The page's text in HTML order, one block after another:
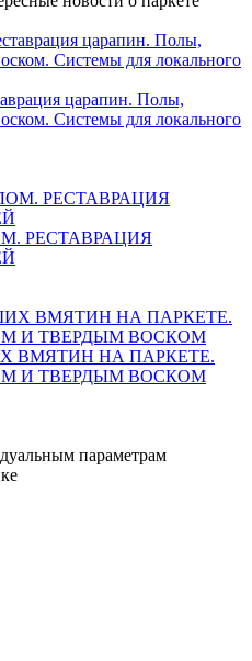
царапин. Полы,
Системы для локального
РЕСТАВРАЦИЯ
ВМЯТИН НА ПАРКЕТЕ.
И ТВЕРДЫМ ВОСКОМ
параметрам